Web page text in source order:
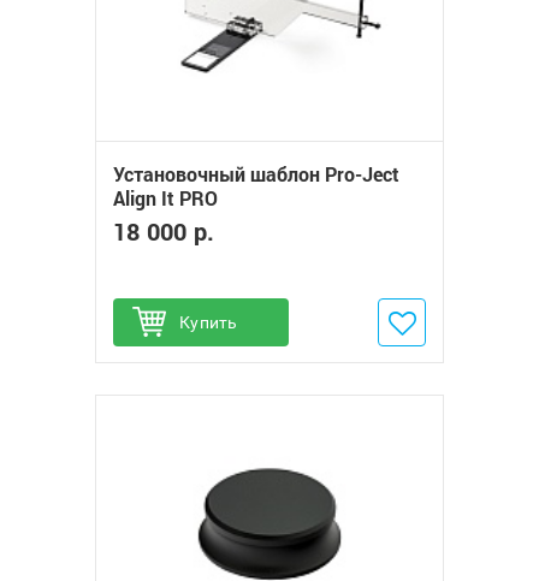
Установочный шаблон Pro-Ject
Align It PRO
18 000 р.
Купить
Добавить в избранное